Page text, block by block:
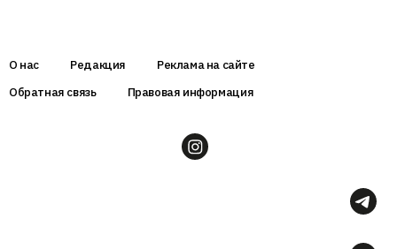
О нас Редакция
Реклама на сайте
Обратная связь
Правовая информация